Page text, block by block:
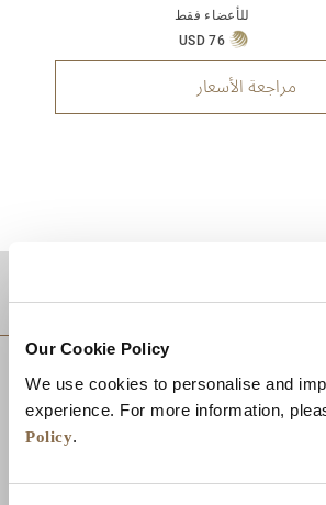
Our Cookie Policy
We use cookies to personalise and
experience. For more information,
Policy.
للأعضاء فقط
USD 76
مراجعة الأسعار